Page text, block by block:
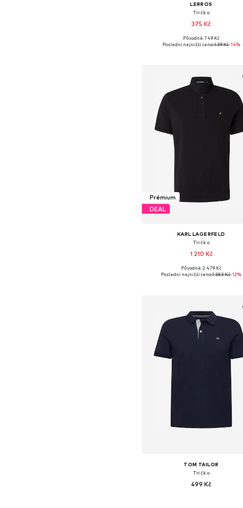
LERROS
Tričko
375 Kč
Dostupné velikosti: S, M, L, XL
Původně: 749 Kč
Poslední nejnižší cena:439 Kč-14%
Prémium
DEAL
KARL LAGERFELD
Tričko
1 210 Kč
Dostupné velikosti: S, M, L, XL, XXL
Původně: 2 479 Kč
Poslední nejnižší cena:1 383 Kč-12%
TOM TAILOR
Tričko
499 Kč